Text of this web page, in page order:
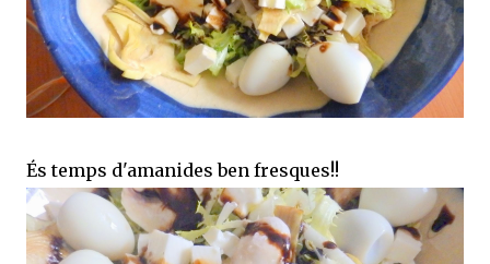
És temps d'amanides ben fresques!!